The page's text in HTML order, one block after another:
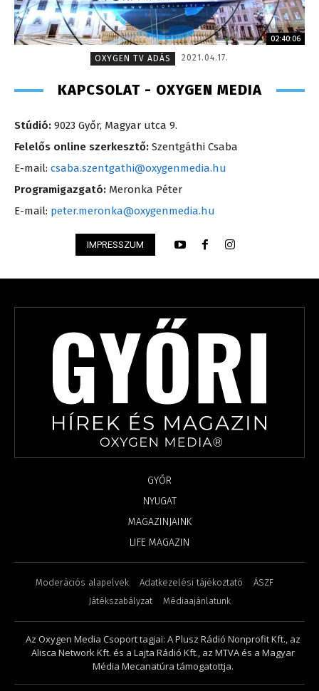
02:40:06
OXYGEN TV ADÁS
2021.04.17.
KAPCSOLAT - OXYGEN MEDIA
Stúdió: 9023 Győr, Magyar utca 9.
Felelős online szerkesztő: Szentgáthi Csaba
E-mail: csaba.szentgathi@oxygenmedia.hu
Programigazgató: Meronka Péter
E-mail: peter.meronka@oxygenmedia.hu
IMPRESSZUM
GYŐR
NYUGAT
MAGAZINJAINK
LIFE MAGAZIN
Moderációs alapelvek Adatkezelési tájékoztató
ÁSZF
Játékszabályzat
Médiaajánlatunk
Az Oxygen Media Csoport tagjai: A Plusz Rádió Nonprofit Kft., az
Alisca Network Kft. és a Lajta Rádió Kft., az MTVA és a Magyar
Média Mecanatúra támogatottja.